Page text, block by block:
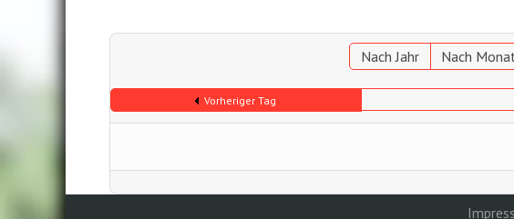
Nach Jahr Nach
Vorheriger Tag